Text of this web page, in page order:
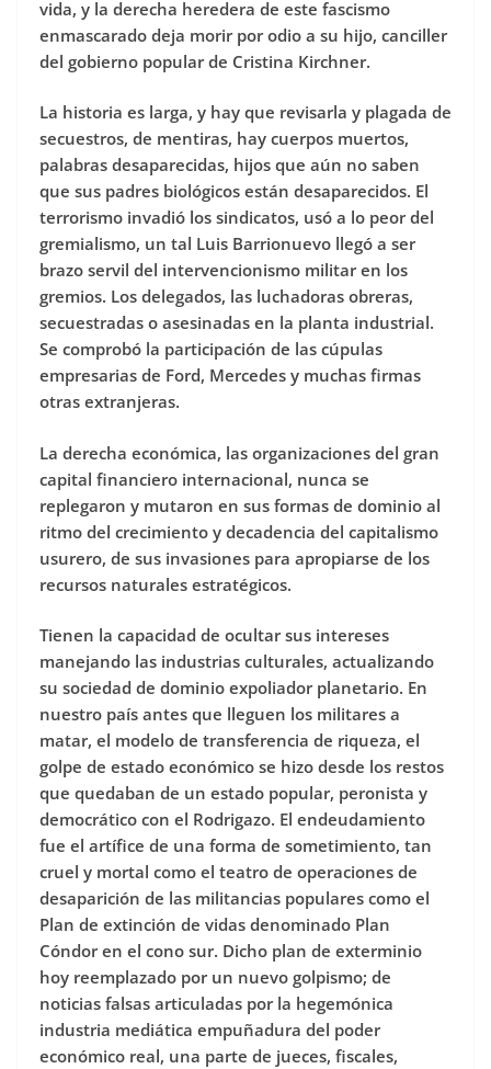
vida, y la derecha heredera de este fascismo
enmascarado deja morir por odio a su hijo, canciller
del gobierno popular de Cristina Kirchner.
La historia es larga, y hay que revisarla y plagada de
secuestros, de mentiras, hay cuerpos muertos,
palabras desaparecidas, hijos que aún no saben
que sus padres biológicos están desaparecidos. El
terrorismo invadió los sindicatos, usó a lo peor del
gremialismo, un tal Luis Barrionuevo llegó a ser
brazo servil del intervencionismo militar en los
gremios. Los delegados, las luchadoras obreras,
secuestradas o asesinadas en la planta industrial.
Se comprobó la participación de las cúpulas
empresarias de Ford, Mercedes y muchas firmas
otras extranjeras.
La derecha económica, las organizaciones del gran
capital financiero internacional, nunca se
replegaron y mutaron en sus formas de dominio al
ritmo del crecimiento y decadencia del capitalismo
usurero, de sus invasiones para apropiarse de los
recursos naturales estratégicos.
Tienen la capacidad de ocultar sus intereses
manejando las industrias culturales, actualizando
su sociedad de dominio expoliador planetario. En
nuestro país antes que lleguen los militares a
matar, el modelo de transferencia de riqueza, el
golpe de estado económico se hizo desde los restos
que quedaban de un estado popular, peronista y
democrático con el Rodrigazo. El endeudamiento
fue el artífice de una forma de sometimiento, tan
cruel y mortal como el teatro de operaciones de
desaparición de las militancias populares como el
Plan de extinción de vidas denominado Plan
Cóndor en el cono sur. Dicho plan de exterminio
hoy reemplazado por un nuevo golpismo; de
noticias falsas articuladas por la hegemónica
industria mediática empuñadura del poder
económico real, una parte de jueces, fiscales,